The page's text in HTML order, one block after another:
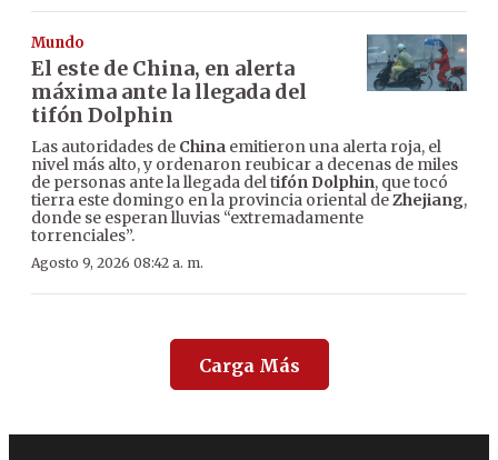
Mundo
El este de China, en alerta
máxima ante la llegada del
tifón Dolphin
Las autoridades de China emitieron una alerta roja, el
nivel más alto, y ordenaron reubicar a decenas de miles
de personas ante la llegada del tifón Dolphin, que tocó
tierra este domingo en la provincia oriental deZhejiang,
donde se esperan lluvias “extremadamente
torrenciales”.
Agosto 9, 2026 08:42 a. m.
Carga Más